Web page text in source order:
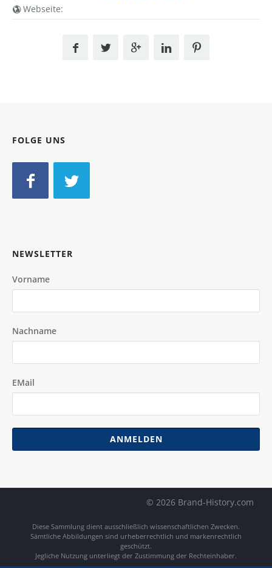
Webseite:
FOLGE UNS
NEWSLETTER
Vorname
Nachname
EMail
ANMELDEN
© 2026 Brand-History.com
Diese Sammlung dient ausschließlich wissenschaftlichen Zwecken.
Sämtliche Abbildungen sind urheberrechtlich und markenrechtlich
geschützt.
Jegliche Nutzung unterliegt der Zustimmung der Rechteinhaber.